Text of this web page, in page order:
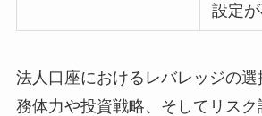
設定
法人口座におけるレバレッジの
務体力や投資戦略、そしてリス